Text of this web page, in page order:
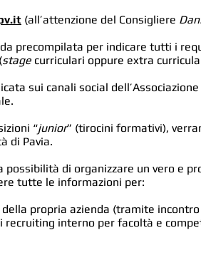
(all’attenzione del Consigliere
precompilata per indicare tutti i
stage curriculari oppure extra
sui canali social
“junior” (tirocini formativi),
di Pavia.
possibilità di organizzare un vero e
tutte le informazioni per:
propria azienda (tramite
recruiting interno per facoltà e